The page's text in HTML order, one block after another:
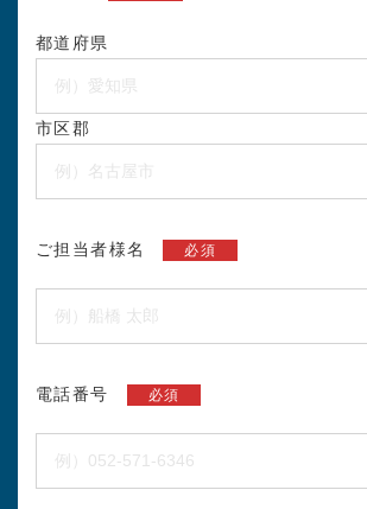
都道府県
市区郡
ご担当者様名 必須
電話番号 必須